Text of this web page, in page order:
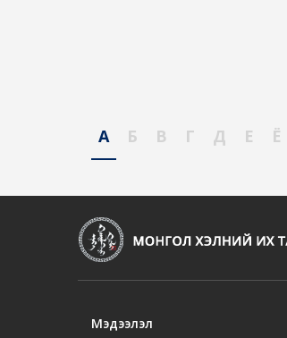
А Б В Г Д Е Ё
Мэдээлэл